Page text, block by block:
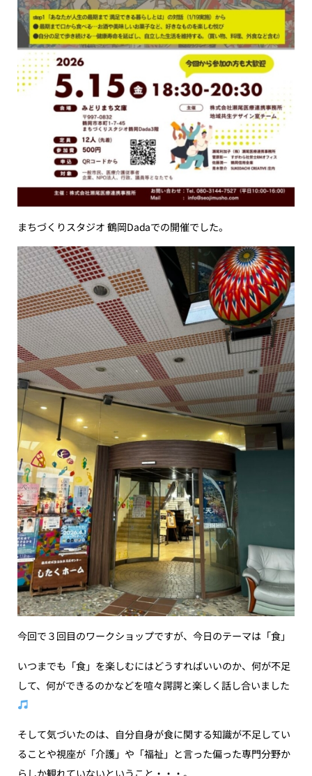
まちづくりスタジオ 鶴岡Dadaでの開催でした。
今回で３回目のワークショップですが、今日のテーマは「食」
いつまでも「食」を楽しむにはどうすればいいのか、何が不足
して、何ができるのかなどを喧々諤諤と楽しく話し合いました
そして気づいたのは、自分自身が食に関する知識が不足してい
ることや視座が「介護」や「福祉」と言った偏った専門分野か
らしか観れていないということ・・・。